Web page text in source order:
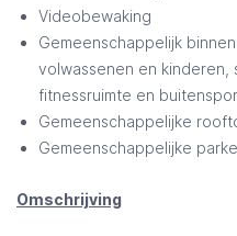
Videobewaking
Gemeenschappelijk
volwassenen en kinderen,
fitnessruimte en
Gemeenschappelijke
Gemeenschappelijke
Omschrijving